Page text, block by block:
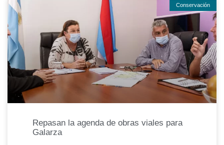
Conservación
Repasan la agenda de obras viales para
Galarza